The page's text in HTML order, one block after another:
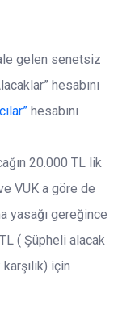
gelen senetsiz
hesabını
hesabını
20.000 TL lik
VUK a göre de
yasağı gereğince
( Şüpheli alacak
için